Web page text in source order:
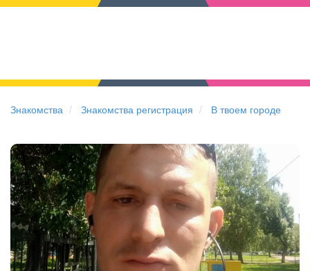
Знакомства Знакомства регистрация В твоем городе